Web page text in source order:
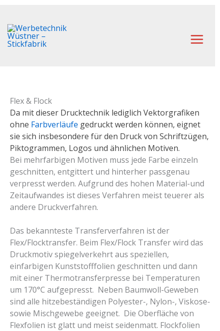
springen
Main
Flex & Flock
Da mit dieser Drucktechnik lediglich Vektorgrafiken
ohne Farbverläufe gedruckt werden können, eignet
sie sich insbesondere für den Druck von Schriftzügen,
Piktogrammen, Logos und ähnlichen Motiven.
Bei mehrfarbigen Motiven muss jede Farbe einzeln
geschnitten, entgittert und hinterher passgenau
verpresst werden. Aufgrund des hohen Material-und
Zeitaufwandes ist dieses Verfahren meist teuerer als
andere Druckverfahren.
Das bekannteste Transferverfahren ist der
Flex/Flocktransfer. Beim Flex/Flock Transfer wird das
Druckmotiv spiegelverkehrt aus speziellen,
einfarbigen Kunststofffolien geschnitten und dann
mit einer Thermotransferpresse bei Temperaturen
um 170°C aufgepresst. Neben Baumwoll-Geweben
sind alle hitzebeständigen Polyester-, Nylon-, Viskose-
sowie Mischgewebe geeignet. Die Oberfläche von
Flexfolien ist glatt und meist seidenmatt. Flockfolien